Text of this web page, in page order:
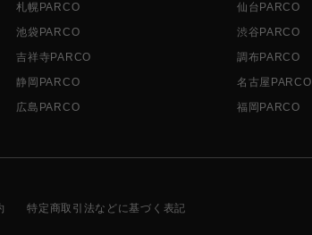
札幌PARCO 仙台PARCO
池袋PARCO
渋谷PARCO
吉祥寺PARCO
調布PARCO
静岡PARCO
名古屋PARCO
広島PARCO
福岡PARCO
特定商取引法などに基づく表記